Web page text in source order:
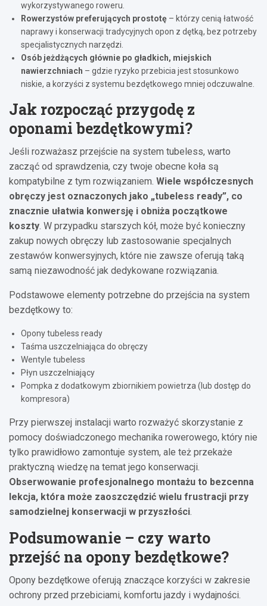
wykorzystywanego roweru.
Rowerzystów preferujących prostotę – którzy cenią łatwość
naprawy i konserwacji tradycyjnych opon z dętką, bez potrzeby
specjalistycznych narzędzi.
Osób jeżdżących głównie po gładkich, miejskich
nawierzchniach – gdzie ryzyko przebicia jest stosunkowo
niskie, a korzyści z systemu bezdętkowego mniej odczuwalne.
Jak rozpocząć przygodę z
oponami bezdętkowymi?
Jeśli rozważasz przejście na system tubeless, warto
zacząć od sprawdzenia, czy twoje obecne koła są
kompatybilne z tym rozwiązaniem. Wiele współczesnych
obręczy jest oznaczonych jako „tubeless ready”, co
znacznie ułatwia konwersję i obniża początkowe
koszty. W przypadku starszych kół, może być konieczny
zakup nowych obręczy lub zastosowanie specjalnych
zestawów konwersyjnych, które nie zawsze oferują taką
samą niezawodność jak dedykowane rozwiązania.
Podstawowe elementy potrzebne do przejścia na system
bezdętkowy to:
Opony tubeless ready
Taśma uszczelniająca do obręczy
Wentyle tubeless
Płyn uszczelniający
Pompka z dodatkowym zbiornikiem powietrza (lub dostęp do
kompresora)
Przy pierwszej instalacji warto rozważyć skorzystanie z
pomocy doświadczonego mechanika rowerowego, który nie
tylko prawidłowo zamontuje system, ale też przekaże
praktyczną wiedzę na temat jego konserwacji.
Obserwowanie profesjonalnego montażu to bezcenna
lekcja, która może zaoszczędzić wielu frustracji przy
samodzielnej konserwacji w przyszłości.
Podsumowanie – czy warto
przejść na opony bezdętkowe?
Opony bezdętkowe oferują znaczące korzyści w zakresie
ochrony przed przebiciami, komfortu jazdy i wydajności.